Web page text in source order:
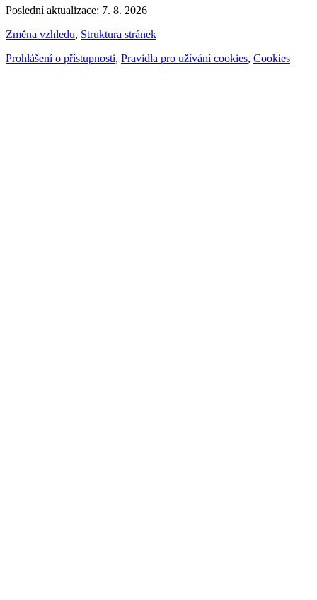
Poslední aktualizace: 7. 8. 2026
Změna vzhledu, Struktura stránek
Prohlášení o přístupnosti, Pravidla pro užívání cookies, Cookies